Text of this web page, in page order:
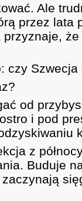
Ale
przez lata
czy
od
i pod
z
Buduje